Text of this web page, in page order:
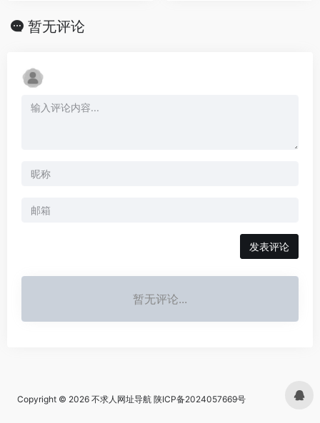
暂无评论
发表评论
暂无评论...
Copyright © 2026 不求人网址导航 陕ICP备2024057669号